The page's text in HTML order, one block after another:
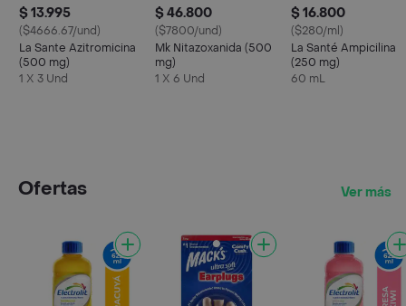
$ 13.995
($4666.67/und)
La Sante Azitromicina
(500 mg)
1 X 3 Und
$ 46.800
($7800/und)
Mk Nitazoxanida (500
mg)
1 X 6 Und
$ 16.800
($280/ml)
La Santé Ampicilina
(250 mg)
60 mL
Ofertas Ver más